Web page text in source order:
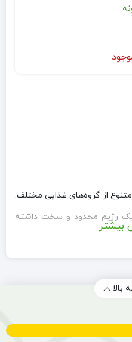
از گروه‌های غذایی مختلف.
یک رژیم محدود و سخت داشته
و دریافت مواد مغذی مورد
مورد علاقه‌تان را بخورید
بیشتر
بالا